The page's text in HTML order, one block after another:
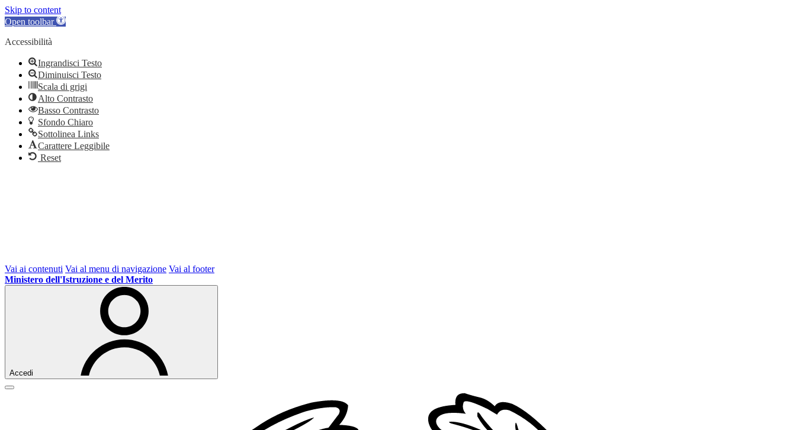
Skip to content
Open toolbar
Accessibilità
Ingrandisci Testo
Diminuisci Testo
Scala di grigi
Alto Contrasto
Basso Contrasto
Sfondo Chiaro
Sottolinea Links
Carattere Leggibile
Reset
Vai ai contenuti Vai al menu di navigazione Vai al footer
Ministero dell'Istruzione e del Merito
Accedi